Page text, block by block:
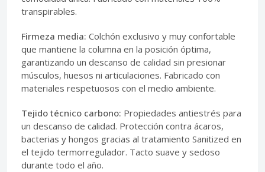
transpirables.
Firmeza media: Colchón exclusivo y muy confortable
que mantiene la columna en la posición óptima,
garantizando un descanso de calidad sin presionar
músculos, huesos ni articulaciones. Fabricado con
materiales respetuosos con el medio ambiente.
Tejido técnico carbono: Propiedades antiestrés para
un descanso de calidad. Protección contra ácaros,
bacterias y hongos gracias al tratamiento Sanitized en
el tejido termorregulador. Tacto suave y sedoso
durante todo el año.